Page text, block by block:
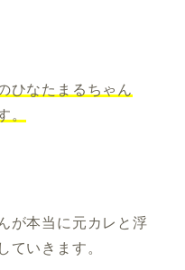
ひなたまるちゃん
。
が本当に元カレと浮
ていきます。